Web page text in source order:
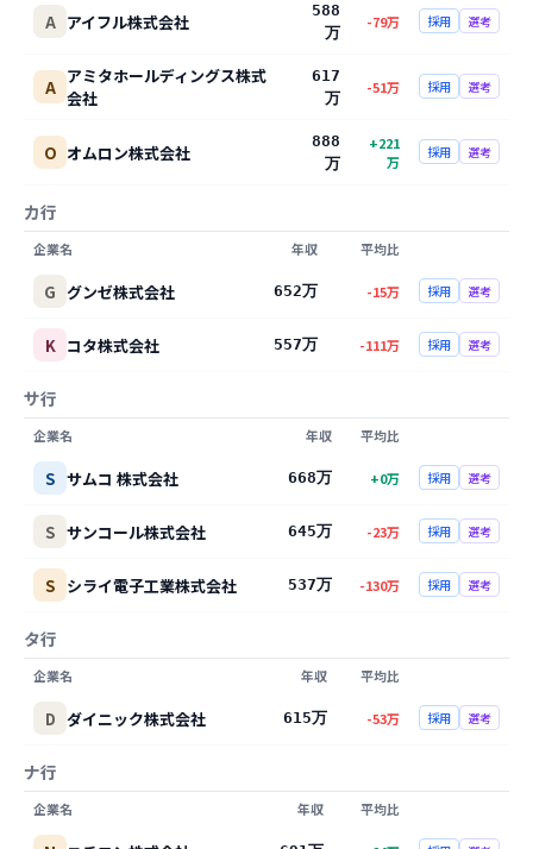
A アイフル株式会社
588
万
-79万 採用 選考
A アミタホールディングス株式
会社
617
万
-51万 採用 選考
O オムロン株式会社
888
万
+221
万
採用 選考
カ行
企業名 年収 平均比
G グンゼ株式会社 652万 -15万 採用 選考
K コタ株式会社 557万 -111万 採用 選考
サ行
企業名 年収 平均比
S サムコ 株式会社 668万 +0万 採用 選考
S サンコール株式会社 645万 -23万 採用 選考
S シライ電子工業株式会社 537万 -130万 採用 選考
タ行
企業名 年収 平均比
D ダイニック株式会社 615万 -53万 採用 選考
ナ行
企業名 年収 平均比